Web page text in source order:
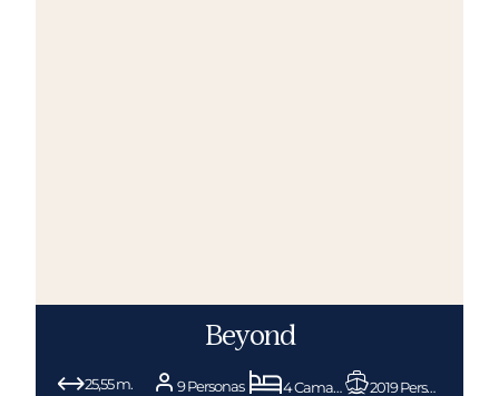
Beyond
25,55 m. 9 Personas 4 Camarotes 2019 Pershing